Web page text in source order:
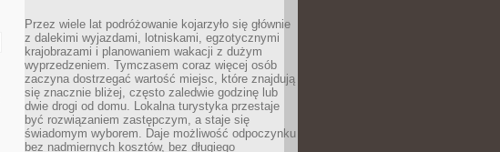
Przez wiele lat podróżowanie kojarzyło się głównie
z dalekimi wyjazdami, lotniskami, egzotycznymi
krajobrazami i planowaniem wakacji z dużym
wyprzedzeniem. Tymczasem coraz więcej osób
zaczyna dostrzegać wartość miejsc, które znajdują
się znacznie bliżej, często zaledwie godzinę lub
dwie drogi od domu. Lokalna turystyka przestaje
być rozwiązaniem zastępczym, a staje się
świadomym wyborem. Daje możliwość odpoczynku
bez nadmiernych kosztów, bez długiego